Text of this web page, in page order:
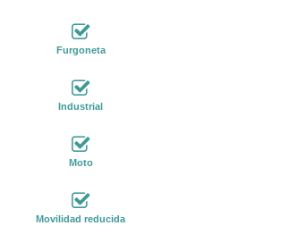
Furgoneta
Industrial
Moto
Movilidad reducida